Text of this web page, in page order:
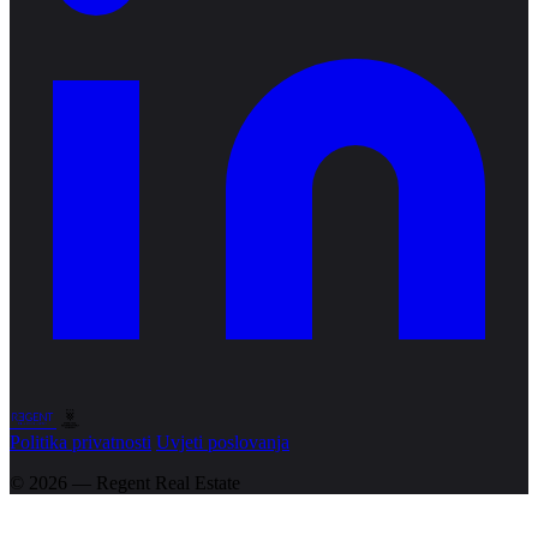
Politika privatnosti Uvjeti poslovanja
© 2026 — Regent Real Estate